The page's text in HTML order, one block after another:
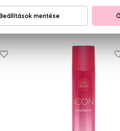
AJÁNLJUK